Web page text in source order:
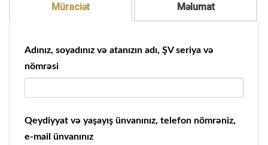
Müraciət Məlumat
Adınız, soyadınız və atanızın adı, ŞV seriya və
nömrəsi
Qeydiyyat və yaşayış ünvanınız, telefon nömrəniz,
e-mail ünvanınız